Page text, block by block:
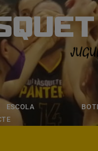
ESCOLA BOTIGA